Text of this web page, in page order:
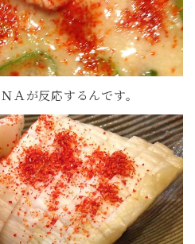
Ａが反応するんです。